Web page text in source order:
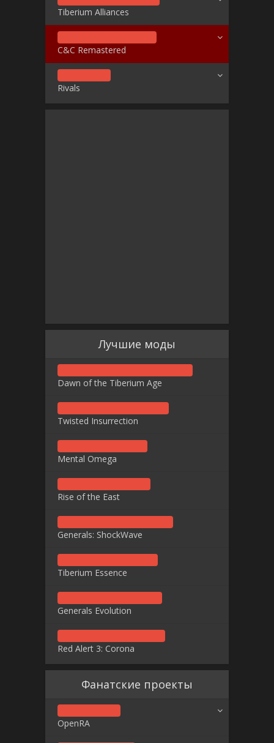
Tiberium Alliances
C&C Remastered
Rivals
Лучшие моды
Dawn of the Tiberium Age
Twisted Insurrection
Mental Omega
Rise of the East
Generals: ShockWave
Tiberium Essence
Generals Evolution
Red Alert 3: Corona
Фанатские проекты
OpenRA